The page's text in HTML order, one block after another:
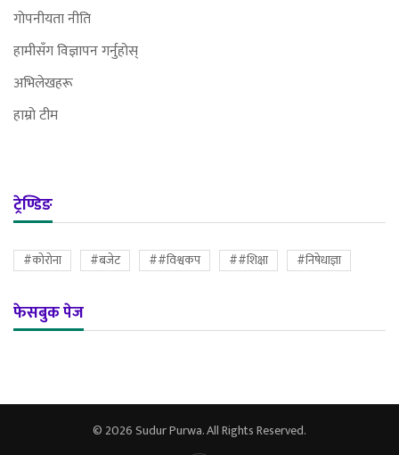
गोपनीयता नीति
हामीसँग विज्ञापन गर्नुहोस्
अभिलेखहरू
हाम्रो टीम
ट्रेण्डिङ
#कोरोना #बजेट ##विश्वकप ##शिक्षा #निषेधाज्ञा
फेसबुक पेज
© 2026 Sudur Purwa. All Rights Reserved.